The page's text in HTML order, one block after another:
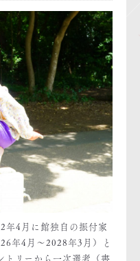
年4月に館独自の振付家
年4月～2028年3月）と
トリーから一次選考（書